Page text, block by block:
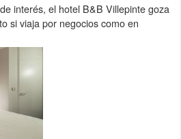
interés, el hotel B&B Villepinte goza
si viaja por negocios como en